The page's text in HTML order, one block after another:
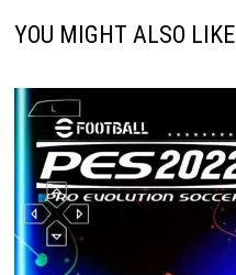
YOU MIGHT ALSO LIKE